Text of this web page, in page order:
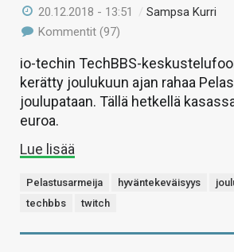
20.12.2018 - 13:51 /Sampsa Kurri
Kommentit (97)
io-techin TechBBS-
kerätty joulukuun ajan rahaa
joulupataan. Tällä hetkellä
euroa.
Lue lisää
Pelastusarmeija hyväntekeväisyys
techbbs
twitch